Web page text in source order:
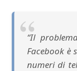
“Il
Facebook è
numeri di